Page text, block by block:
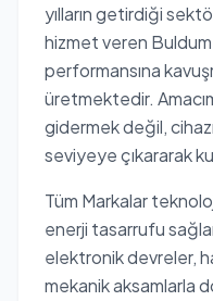
yılların getirdiği
hizmet veren Buldum
performansına
üretmektedir.
gidermek değil,
seviyeye çıkararak
Tüm Markalar
enerji tasarrufu
elektronik devreler,
mekanik aksamlarla